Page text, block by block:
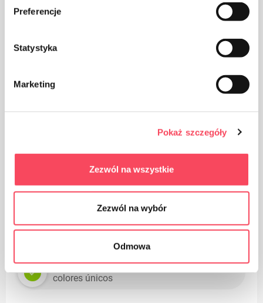
Preferencje
Statystyka
Marketing
Pokaż szczegóły
Zezwól na wszystkie
Zezwól na wybór
Odmowa
Ventajas
Envases ecológicos 100% reciclados,
Hecho de lámina duradera de tres capas: la
tecnología de estampado en relieve refuerza
aún más la bolsa
Ultraflexible
Disponible en 7 variantes aromáticas y
colores únicos